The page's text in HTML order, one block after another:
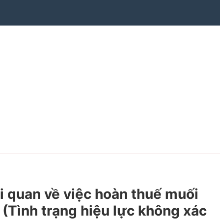
quan về việc hoàn thuế muối
trạng hiệu lực không xác